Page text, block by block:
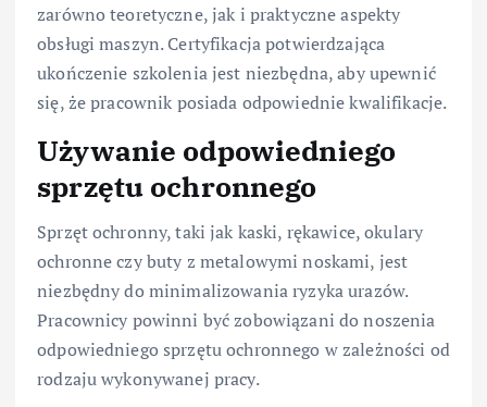
zarówno teoretyczne, jak i praktyczne aspekty
obsługi maszyn. Certyfikacja potwierdzająca
ukończenie szkolenia jest niezbędna, aby upewnić
się, że pracownik posiada odpowiednie kwalifikacje.
Używanie odpowiedniego
sprzętu ochronnego
Sprzęt ochronny, taki jak kaski, rękawice, okulary
ochronne czy buty z metalowymi noskami, jest
niezbędny do minimalizowania ryzyka urazów.
Pracownicy powinni być zobowiązani do noszenia
odpowiedniego sprzętu ochronnego w zależności od
rodzaju wykonywanej pracy.